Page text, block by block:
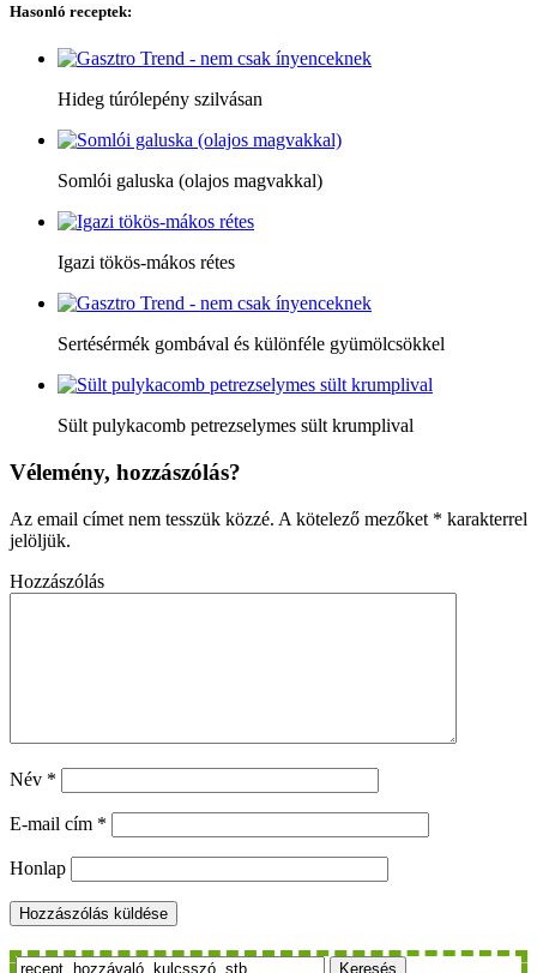
Hasonló receptek:
Hideg túrólepény szilvásan
Somlói galuska (olajos magvakkal)
Igazi tökös-mákos rétes
Sertésérmék gombával és különféle gyümölcsökkel
Sült pulykacomb petrezselymes sült krumplival
Vélemény, hozzászólás?
Az email címet nem tesszük közzé. A kötelező mezőket * karakterrel
jelöljük.
Hozzászólás
Név *
E-mail cím *
Honlap
Keresés